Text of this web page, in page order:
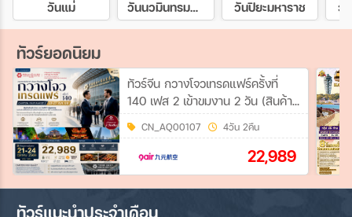
วันแม่ วันนวมินทรมหาราช วันปิยะมหาราช วั
ทัวร์ยอดนิยม
ทัวร์จีน กวางโจวเทรดแฟร์ครั้งที่
140 เฟส 2 เข้าขมงาน 2 วัน (สินค้า
สำหรับบ้านและไลฟ์สไตล์คุณภาพ)
#ทัวร์ไม่ลงร้าน 4วัน 2คืน (AQ)
CN_AQ00107 4วัน 2คืน
22,989
ทัวร์แนะนำประจำเดือน